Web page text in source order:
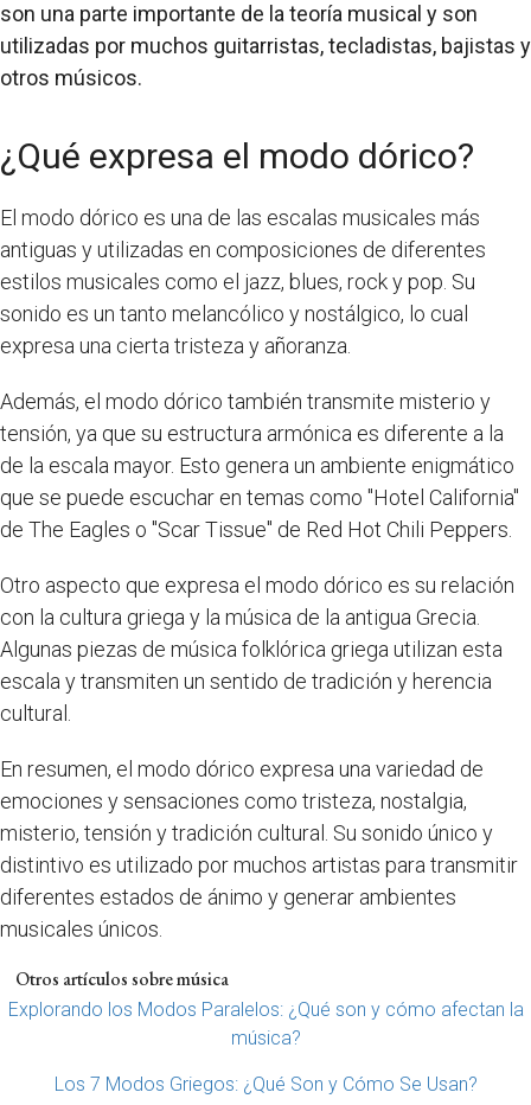
son una parte importante de la teoría musical y son
utilizadas por muchos guitarristas, tecladistas, bajistas y
otros músicos.
¿Qué expresa el modo dórico?
El modo dórico es una de las escalas musicales más
antiguas y utilizadas en composiciones de diferentes
estilos musicales como el jazz, blues, rock y pop. Su
sonido es un tanto melancólico y nostálgico, lo cual
expresa una cierta tristeza y añoranza.
Además, el modo dórico también transmite misterio y
tensión, ya que su estructura armónica es diferente a la
de la escala mayor. Esto genera un ambiente enigmático
que se puede escuchar en temas como "Hotel California"
de The Eagles o "Scar Tissue" de Red Hot Chili Peppers.
Otro aspecto que expresa el modo dórico es su relación
con la cultura griega y la música de la antigua Grecia.
Algunas piezas de música folklórica griega utilizan esta
escala y transmiten un sentido de tradición y herencia
cultural.
En resumen, el modo dórico expresa una variedad de
emociones y sensaciones como tristeza, nostalgia,
misterio, tensión y tradición cultural. Su sonido único y
distintivo es utilizado por muchos artistas para transmitir
diferentes estados de ánimo y generar ambientes
musicales únicos.
Otros artículos sobre música
Explorando los Modos Paralelos: ¿Qué son y cómo afectan la
música?
Los 7 Modos Griegos: ¿Qué Son y Cómo Se Usan?